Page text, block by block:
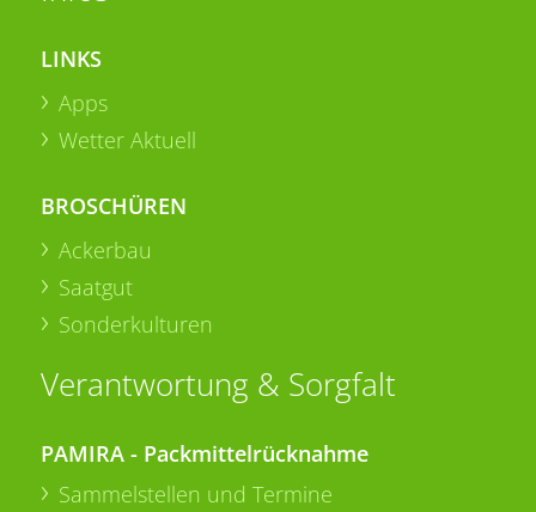
LINKS
Apps
Wetter Aktuell
BROSCHÜREN
Ackerbau
Saatgut
Sonderkulturen
Verantwortung & Sorgfalt
PAMIRA - Packmittelrücknahme
Sammelstellen und Termine